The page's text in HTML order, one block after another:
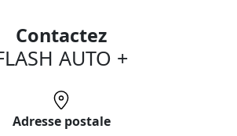
Contactez
AUTO +
Adresse postale